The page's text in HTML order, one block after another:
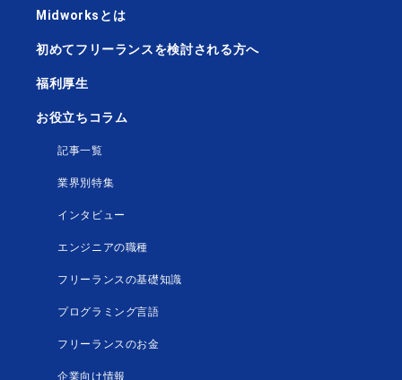
Midworksとは
初めてフリーランスを検討される方へ
福利厚生
お役立ちコラム
記事一覧
業界別特集
インタビュー
エンジニアの職種
フリーランスの基礎知識
プログラミング言語
フリーランスのお金
企業向け情報